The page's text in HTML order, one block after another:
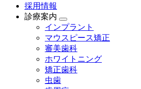
採用情報
診療案内
インプラント
マウスピース矯正
審美歯科
ホワイトニング
矯正歯科
虫歯